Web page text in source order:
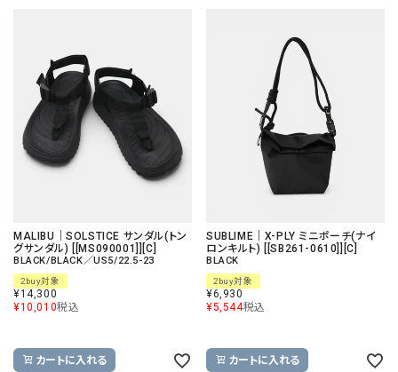
MALIBU｜SOLSTICE サンダル(トン
グサンダル) [[MS090001]][C]
BLACK/BLACK／US5/22.5-23
2buy対象
¥14,300
¥10,010税込
カートに入れる
SUBLIME｜X-PLY ミニポーチ(ナイ
ロンキルト) [[SB261-0610]][C]
BLACK
2buy対象
¥6,930
¥5,544税込
カートに入れる